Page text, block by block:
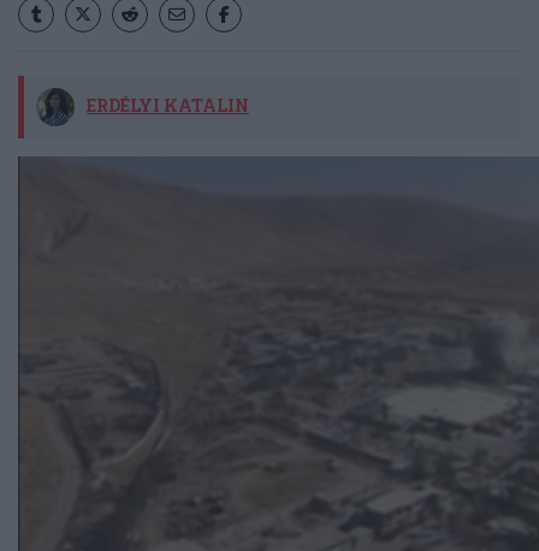
ERDÉLYI KATALIN